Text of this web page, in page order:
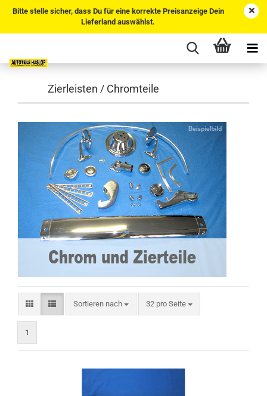
Bitte stelle sicher, dass Du für eine korrekte Preisanzeige Dein
Lieferland auswählst.
Zierleisten / Chromteile
Sortieren nach
Sortieren nach 32 pro Seite
pro Seite
1